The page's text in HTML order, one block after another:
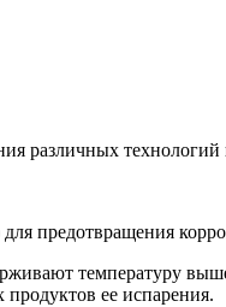
различных
предотвращения
температуру
ее испарения.